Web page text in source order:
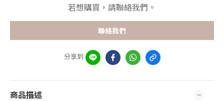
若想購買，請聯絡我們。
聯絡我們
分享到
商品描述